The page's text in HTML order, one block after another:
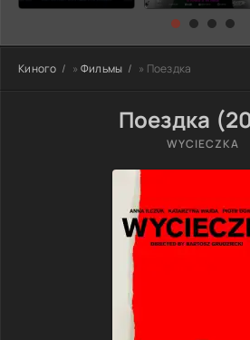
Киного » Фильмы » Поездка
Поездка
WYCIECZKA